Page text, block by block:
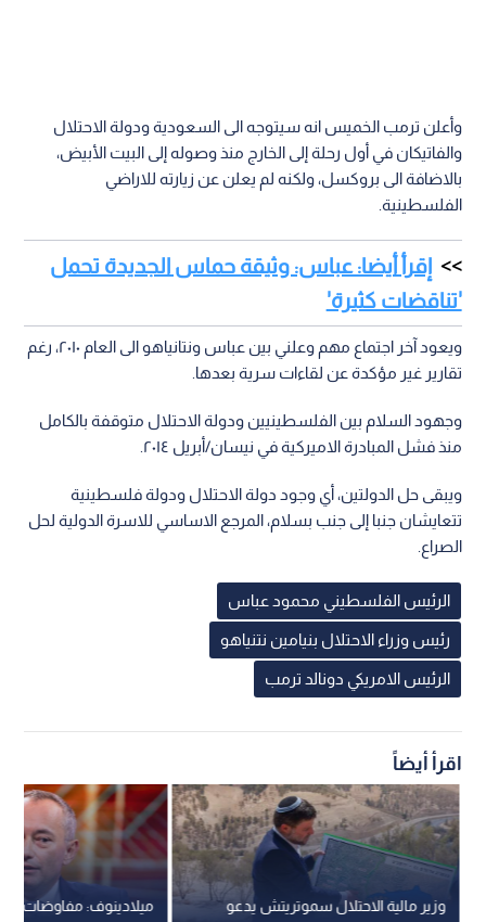
وأعلن ترمب الخميس انه سيتوجه الى السعودية ودولة الاحتلال
والفاتيكان في أول رحلة إلى الخارج منذ وصوله إلى البيت الأبيض،
بالاضافة الى بروكسل، ولكنه لم يعلن عن زيارته للاراضي
الفلسطينية.
إقرأ أيضا: عباس: وثيقة حماس الجديدة تحمل
'تناقضات كثيرة'
ويعود آخر اجتماع مهم وعلني بين عباس ونتانياهو الى العام ٢٠١٠، رغم
تقارير غير مؤكدة عن لقاءات سرية بعدها.
وجهود السلام بين الفلسطينيين ودولة الاحتلال متوقفة بالكامل
منذ فشل المبادرة الاميركية في نيسان/أبريل ٢٠١٤.
ويبقى حل الدولتين، أي وجود دولة الاحتلال ودولة فلسطينية
تتعايشان جنبا إلى جنب بسلام، المرجع الاساسي للاسرة الدولية لحل
الصراع.
الرئيس الفلسطيني محمود عباس
رئيس وزراء الاحتلال بنيامين نتنياهو
الرئيس الامريكي دونالد ترمب
اقرأ أيضاً
ميلادينوف: مفاوضات
وزير مالية الاحتلال سموتريتش يدعو